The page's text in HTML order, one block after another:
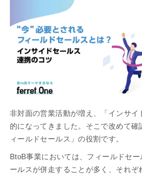
非対面の営業活動が増え、「インサイ
的になってきました。そこで改めて確
ィールドセールス」の役割です。
BtoB事業においては、フィールドセ
ールスが併走することが多く、それぞ